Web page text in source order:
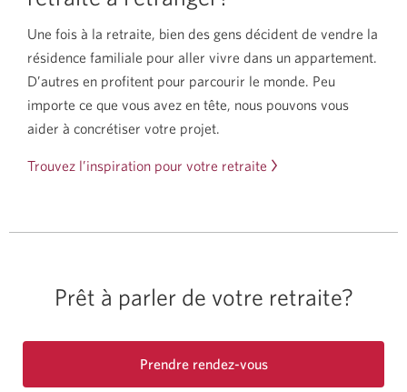
Une fois à la retraite, bien des gens décident de vendre la
résidence familiale pour aller vivre dans un appartement.
D’autres en profitent pour parcourir le monde. Peu
importe ce que vous avez en tête, nous pouvons vous
aider à concrétiser votre projet.
Trouvez l’inspiration pour votre retraite
Prêt à parler de votre retraite?
Prendre rendez-vous